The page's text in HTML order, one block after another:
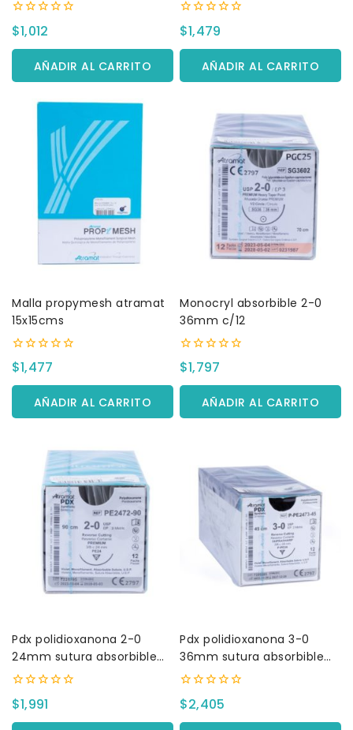
0
fuera
de
$1,012
AÑADIR AL CARRITO
0
fuera
de
$1,479
AÑADIR AL CARRITO
Malla propymesh atramat
15x15cms
0
fuera
de
$1,477
AÑADIR AL CARRITO
Monocryl absorbible 2-0
36mm c/12
0
fuera
de
$1,797
AÑADIR AL CARRITO
Pdx polidioxanona 2-0
24mm sutura absorbible
c/12
0
fuera
de
$1,991
Pdx polidioxanona 3-0
36mm sutura absorbible
c/12
0
fuera
de
$2,405